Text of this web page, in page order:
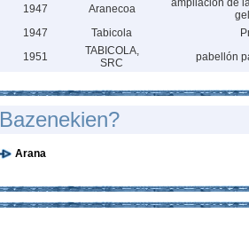
1947
Aranecoa
ampliacion de
1947
Tabicola
1951
TABICOLA,
SRC
pabellón
Bazenekien?
Arana